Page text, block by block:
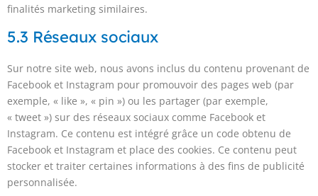
finalités marketing similaires.
5.3 Réseaux sociaux
Sur notre site web, nous avons inclus du contenu provenant de
Facebook et Instagram pour promouvoir des pages web (par
exemple, « like », « pin ») ou les partager (par exemple,
« tweet ») sur des réseaux sociaux comme Facebook et
Instagram. Ce contenu est intégré grâce un code obtenu de
Facebook et Instagram et place des cookies. Ce contenu peut
stocker et traiter certaines informations à des fins de publicité
personnalisée.